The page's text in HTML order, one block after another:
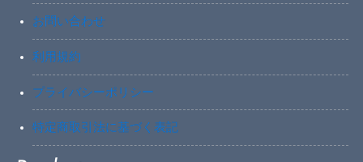
お問い合わせ
利用規約
プライバシーポリシー
特定商取引法に基づく表記